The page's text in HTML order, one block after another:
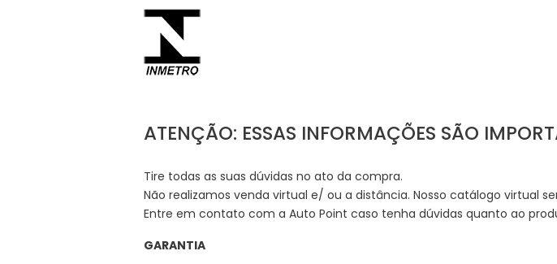
ATENÇÃO: ESSAS INFORMAÇÕES SÃO
Tire todas as suas dúvidas no ato da compra.
Não realizamos venda virtual e/ ou a distância. Nosso catálogo virtual
Entre em contato com a Auto Point caso tenha dúvidas quanto ao
GARANTIA